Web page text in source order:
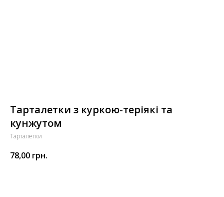
Тарталетки з куркою-теріякі та
кунжутом
Тарталетки
78,00 грн.